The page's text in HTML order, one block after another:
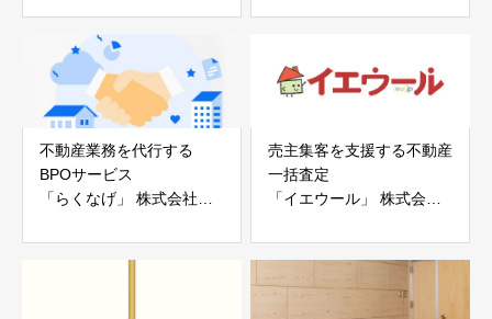
白山工業株式会社
不動産業務を代行する
BPOサービス
「らくなげ」 株式会社い
売主集客を支援する不動産
一括査定
「イエウール」 株式会社